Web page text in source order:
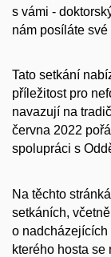
s vámi -
nám posíláte své
Tato setkání
příležitost pro
navazují na
června 2022
spolupráci s
Na těchto
setkáních,
o nadcházejících
kterého hosta se